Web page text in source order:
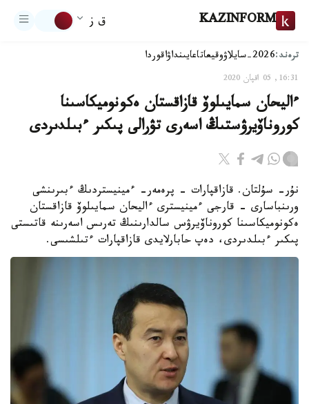
KAZINFORM ق ز
ترەند:2026-سايلاۋ وقيعاتاعايىنداۋاقوردا
16:31, 05 اقپان 2020
ءاليحان سمايىلوۆ قازاقستان ەكونوميكاسىنا
كوروناۆيرۋستىڭ اسەرى تۋرالى پىكىر ءبىلدىردى
نۇر- سۇلتان. قازاقپارات - پرەمەر- ءمينيستردىڭ ءبىرىنشى
ورىنباسارى - قارجى ءمينيسترى ءاليحان سمايىلوۆ قازاقستان
ەكونوميكاسىنا كوروناۆيرۋس سالدارىنىڭ تەرىس اسەرىنە قاتىستى
پىكىر ءبىلدىردى، دەپ حابارلايدى قازاقپارات ءتىلشىسى.